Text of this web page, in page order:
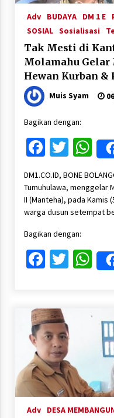
Adv BUDAYA DM 1 E
SOSIAL Sosialisasi
Tak Mesti di
Molamahu Gelar
Hewan Kurban &
Muis Syam
Bagikan dengan:
DM1.CO.ID, BONE
Tumuhulawa, menggelar
II (Manteha), pada Kamis
warga dusun setempat
Bagikan dengan:
Adv DESA